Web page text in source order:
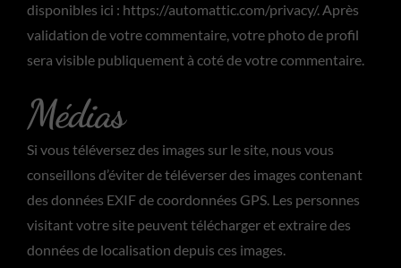
disponibles ici : https://automattic.com/privacy/. Après
validation de votre commentaire, votre photo de profil
sera visible publiquement à coté de votre commentaire.
Médias
Si vous téléversez des images sur le site, nous vous
conseillons d’éviter de téléverser des images contenant
des données EXIF de coordonnées GPS. Les personnes
visitant votre site peuvent télécharger et extraire des
données de localisation depuis ces images.